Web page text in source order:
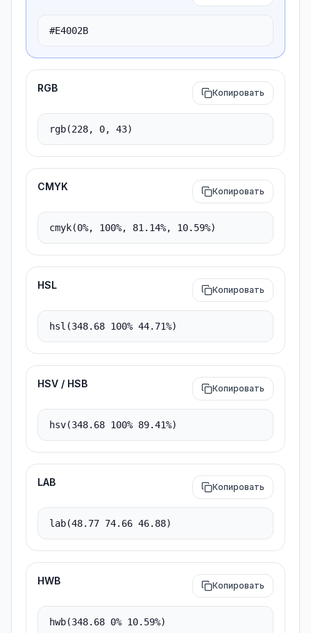
RGB Копировать
CMYK Копировать
HSL Копировать
HSV / HSB Копировать
LAB Копировать
HWB Копировать